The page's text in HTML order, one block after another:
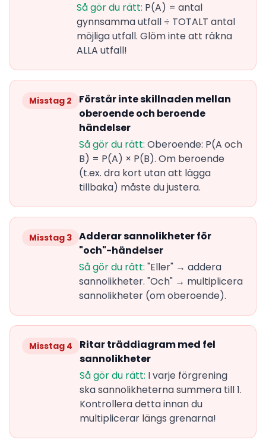
Så gör du rätt: P(A) = antal
gynnsamma utfall ÷ TOTALT antal
möjliga utfall. Glöm inte att räkna
ALLA utfall!
Misstag 2
Förstår inte skillnaden mellan
oberoende och beroende
händelser
Så gör du rätt: Oberoende: P(A och
B) = P(A) × P(B). Om beroende
(t.ex. dra kort utan att lägga
tillbaka) måste du justera.
Misstag 3 Adderar sannolikheter för
"och"-händelser
Så gör du rätt: "Eller" → addera
sannolikheter. "Och" → multiplicera
sannolikheter (om oberoende).
Misstag 4
Ritar träddiagram med fel
sannolikheter
Så gör du rätt: I varje förgrening
ska sannolikheterna summera till 1.
Kontrollera detta innan du
multiplicerar längs grenarna!